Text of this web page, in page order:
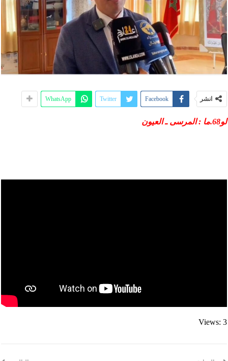
انشر Facebook
Twitter
WhatsApp
لو68.ما : المرسى ـ العيون
Views: 3